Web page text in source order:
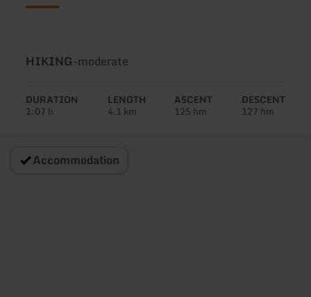
Type
tour:
HIKING-Difficulty:
moderate
DURATION
1:07 h
LENGTH
4.1 km
ASCENT
125 hm
DESCENT
127 hm
Accommodation